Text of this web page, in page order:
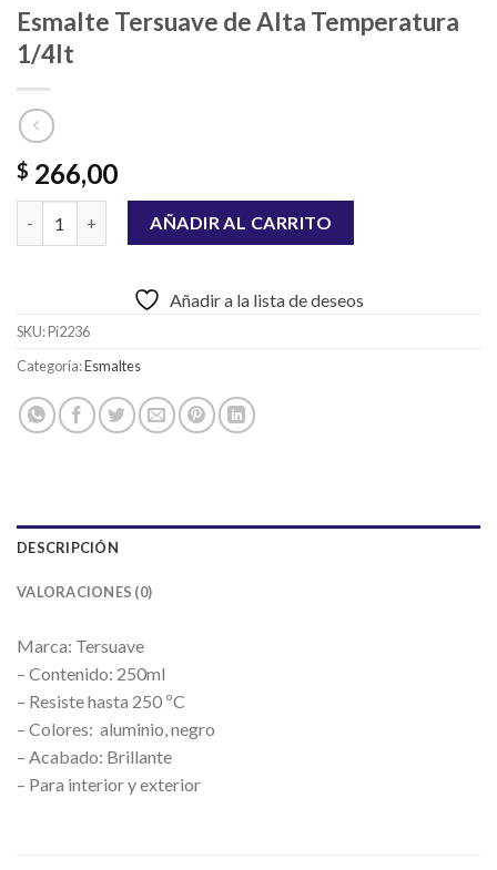
Esmalte Tersuave de Alta Temperatura
1/4lt
$ 266,00
Esmalte Tersuave de Alta Temperatura 1/4lt cantidad
AÑADIR AL CARRITO
Añadir a la lista de deseos
SKU:Pi2236
Categoría:Esmaltes
DESCRIPCIÓN
VALORACIONES (0)
Marca: Tersuave
– Contenido: 250ml
– Resiste hasta 250 ºC
– Colores: aluminio, negro
– Acabado: Brillante
– Para interior y exterior